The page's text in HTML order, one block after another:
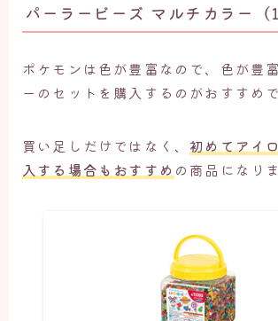
パーラービーズ マルチカラー（
ポケモンは色が豊富なので、色が豊
ーのセットを購入するのがおすすめで
買い足しだけではなく、 初めてアイ
入する場合もおすすめ の商品になり